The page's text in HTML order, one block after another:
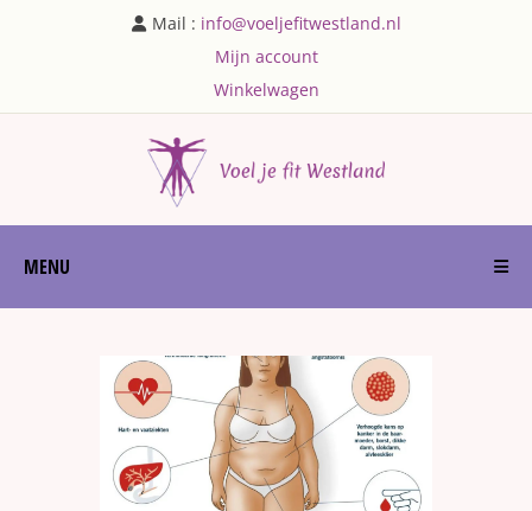
Mail : info@voeljefitwestland.nl
Mijn account
Winkelwagen
MENU